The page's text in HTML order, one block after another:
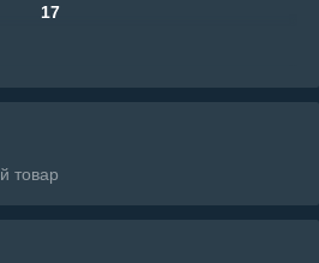
17
товар